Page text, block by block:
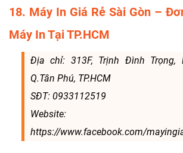
18. Máy In Giá Rẻ Sài Gòn –
Máy In Tại TP.HCM
Địa chỉ: 313F, Trịnh Đình Trọng,
Q.Tân Phú, TP.HCM
SĐT: 0933112519
Website:
https://www.facebook.com/